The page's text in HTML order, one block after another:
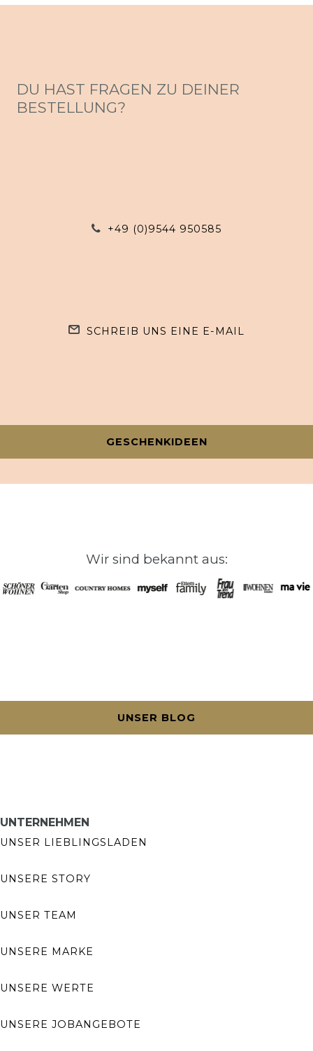
DU HAST FRAGEN ZU DEINER
BESTELLUNG?
+49 (0)9544 950585
SCHREIB UNS EINE E-MAIL
GESCHENKIDEEN
Wir sind bekannt aus:
UNSER BLOG
UNTERNEHMEN
UNSER LIEBLINGSLADEN
UNSERE STORY
UNSER TEAM
UNSERE MARKE
UNSERE WERTE
UNSERE JOBANGEBOTE